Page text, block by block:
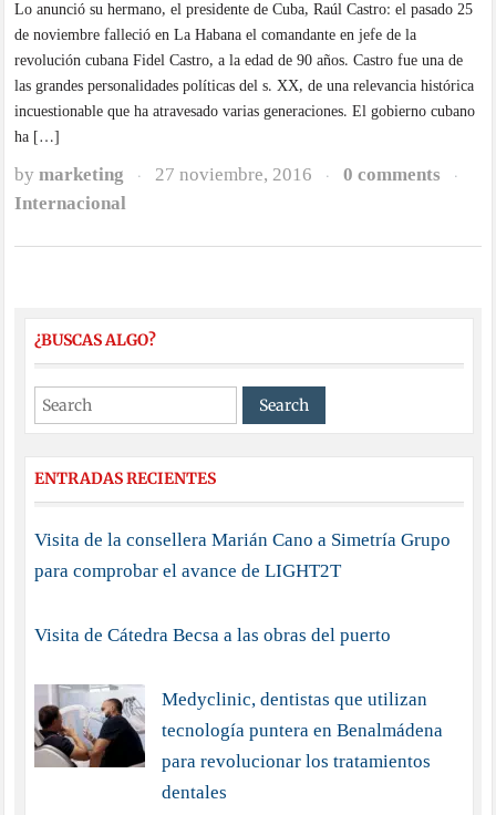
Lo anunció su hermano, el presidente de Cuba, Raúl Castro: el pasado 25
de noviembre falleció en La Habana el comandante en jefe de la
revolución cubana Fidel Castro, a la edad de 90 años. Castro fue una de
las grandes personalidades políticas del s. XX, de una relevancia histórica
incuestionable que ha atravesado varias generaciones. El gobierno cubano
ha […]
bymarketing · 27 noviembre, 2016 · 0 comments ·
Internacional
¿BUSCAS ALGO?
ENTRADAS RECIENTES
Visita de la consellera Marián Cano a Simetría Grupo
para comprobar el avance de LIGHT2T
Visita de Cátedra Becsa a las obras del puerto
Medyclinic, dentistas que utilizan
tecnología puntera en Benalmádena
para revolucionar los tratamientos
dentales